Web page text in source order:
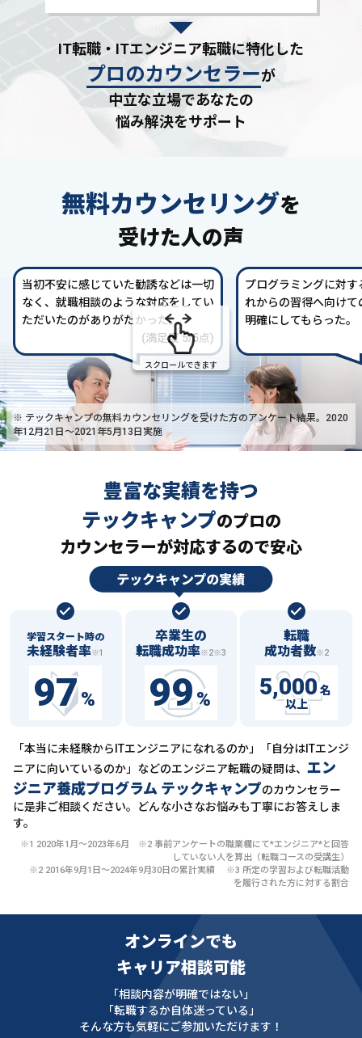
IT転職・ITエンジニア転職に特化した
プロのカウンセラーが
中立な立場であなたの
悩み解決をサポート
無料カウンセリングを
受けた人の声
当初不安に感じていた勧誘などは一切
なく、就職相談のような対応をしてい
ただいたのがありがたかった。
(満足度 5/5点)
プログラミングに対
れからの習得へ向け
明確にしてもらった。
スクロールできます
※ テックキャンプの無料カウンセリングを受けた方のアンケート結果。2020
年12月21日〜2021年5月13日実施
豊富な実績を持つ
テックキャンプのプロの
カウンセラーが対応するので安心
学習スタート時の
未経験者率※1
97%
卒業生の
転職成功率※2※3
99%
転職
成功者数※2
5,000 名
以上
「本当に未経験からITエンジニアになれるのか」「自分はITエンジ
ニアに向いているのか」などのエンジニア転職の疑問は、 エン
ジニア養成プログラム テックキャンプのカウンセラー
に是非ご相談ください。どんな小さなお悩みも丁寧にお答えしま
す。
※1 2020年1月〜2023年6月 ※2 事前アンケートの職業欄にて*エンジニア*と回答
していない人を算出（転職コースの受講生）
※2 2016年9月1日〜2024年9月30日の累計実績 ※3 所定の学習および転職活動
を履行された方に対する割合
オンラインでも
キャリア相談可能
「相談内容が明確ではない」
「転職するか自体迷っている」
そんな方も気軽にご参加いただけます！